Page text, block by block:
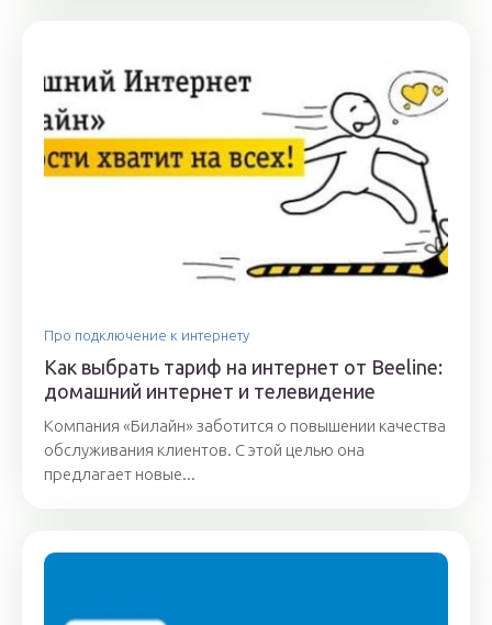
Про подключение к интернету
Как выбрать тариф на интернет от Beeline:
домашний интернет и телевидение
Компания «Билайн» заботится о повышении качества
обслуживания клиентов. С этой целью она
предлагает новые...